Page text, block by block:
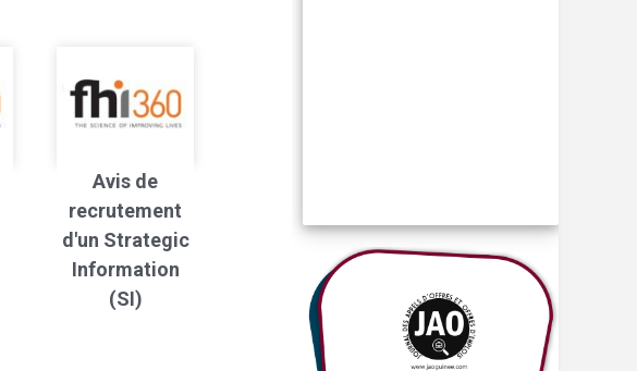
Avis de
recrutement
d'un Strategic
Information
(SI)